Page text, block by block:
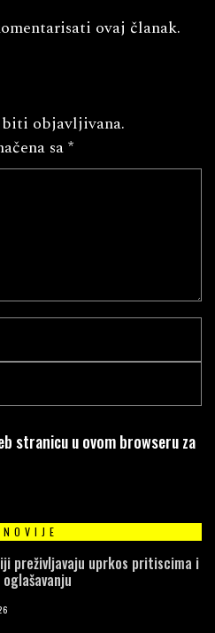
ovaj članak.
biti objavljivana.
sa*
stranicu u ovom browseru za
preživljavaju uprkos pritiscima i